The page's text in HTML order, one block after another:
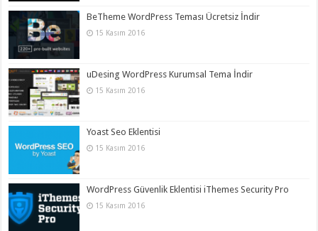
BeTheme WordPress Teması Ücretsiz İndir
15 Kasım 2016
uDesing WordPress Kurumsal Tema İndir
15 Kasım 2016
Yoast Seo Eklentisi
15 Kasım 2016
WordPress Güvenlik Eklentisi iThemes Security Pro
15 Kasım 2016